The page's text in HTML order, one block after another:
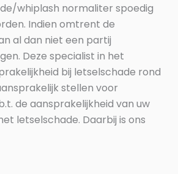
whiplash normaliter spoedig
Indien omtrent de
al dan niet een partij
Deze specialist in het
bij letselschade rond
stellen voor
de aansprakelijkheid van uw
letselschade. Daarbij is ons